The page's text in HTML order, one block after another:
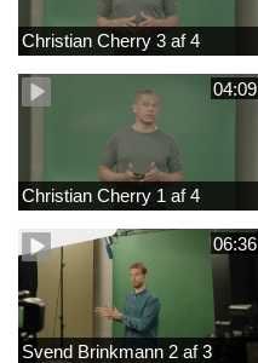
Christian Cherry 3 af 4
04:09
Christian Cherry 1 af 4
06:36
Svend Brinkmann 2 af 3